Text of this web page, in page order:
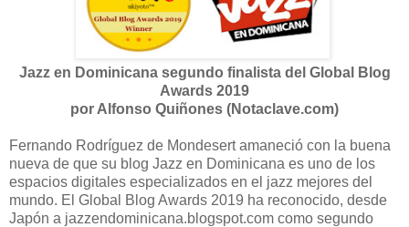
Jazz en Dominicana segundo finalista del Global Blog
Awards 2019
por Alfonso Quiñones (Notaclave.com)
Fernando Rodríguez de Mondesert amaneció con la buena
nueva de que su blog Jazz en Dominicana es uno de los
espacios digitales especializados en el jazz mejores del
mundo. El Global Blog Awards 2019 ha reconocido, desde
Japón a jazzendominicana.blogspot.com como segundo